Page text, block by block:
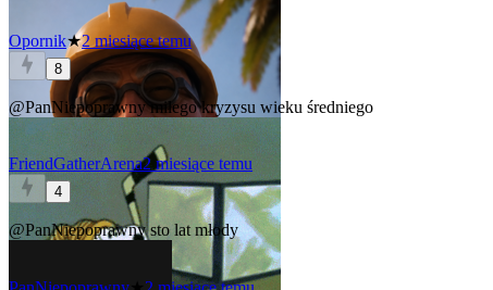
Opornik★2 miesiące temu
8
@PanNiepoprawnymiłego kryzysu wieku średniego
FriendGatherArena2 miesiące temu
4
@PanNiepoprawnysto lat młody